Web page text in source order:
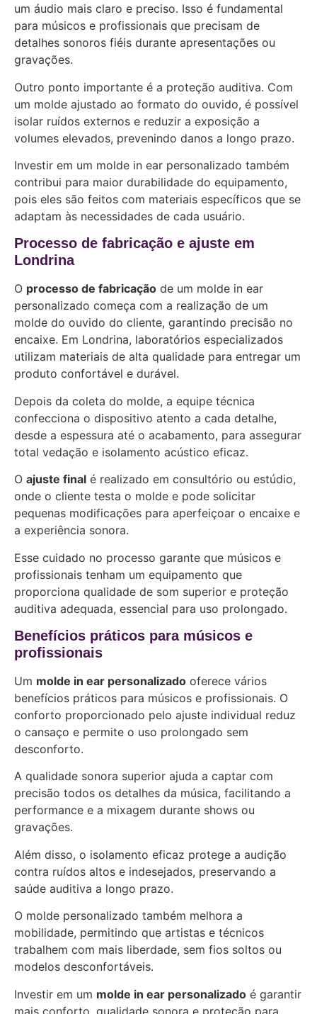
um áudio mais claro e preciso. Isso é fundamental
para músicos e profissionais que precisam de
detalhes sonoros fiéis durante apresentações ou
gravações.
Outro ponto importante é a proteção auditiva. Com
um molde ajustado ao formato do ouvido, é possível
isolar ruídos externos e reduzir a exposição a
volumes elevados, prevenindo danos a longo prazo.
Investir em um molde in ear personalizado também
contribui para maior durabilidade do equipamento,
pois eles são feitos com materiais específicos que se
adaptam às necessidades de cada usuário.
Processo de fabricação e ajuste em
Londrina
O processo de fabricação de um molde in ear
personalizado começa com a realização de um
molde do ouvido do cliente, garantindo precisão no
encaixe. Em Londrina, laboratórios especializados
utilizam materiais de alta qualidade para entregar um
produto confortável e durável.
Depois da coleta do molde, a equipe técnica
confecciona o dispositivo atento a cada detalhe,
desde a espessura até o acabamento, para assegurar
total vedação e isolamento acústico eficaz.
O ajuste final é realizado em consultório ou estúdio,
onde o cliente testa o molde e pode solicitar
pequenas modificações para aperfeiçoar o encaixe e
a experiência sonora.
Esse cuidado no processo garante que músicos e
profissionais tenham um equipamento que
proporciona qualidade de som superior e proteção
auditiva adequada, essencial para uso prolongado.
Benefícios práticos para músicos e
profissionais
Um molde in ear personalizado oferece vários
benefícios práticos para músicos e profissionais. O
conforto proporcionado pelo ajuste individual reduz
o cansaço e permite o uso prolongado sem
desconforto.
A qualidade sonora superior ajuda a captar com
precisão todos os detalhes da música, facilitando a
performance e a mixagem durante shows ou
gravações.
Além disso, o isolamento eficaz protege a audição
contra ruídos altos e indesejados, preservando a
saúde auditiva a longo prazo.
O molde personalizado também melhora a
mobilidade, permitindo que artistas e técnicos
trabalhem com mais liberdade, sem fios soltos ou
modelos desconfortáveis.
Investir em um molde in ear personalizado é garantir
mais conforto, qualidade sonora e proteção para